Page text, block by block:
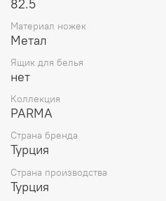
82.5
Материал ножек
Метал
Ящик для белья
нет
Коллекция
PARMA
Страна бренда
Турция
Страна производства
Турция